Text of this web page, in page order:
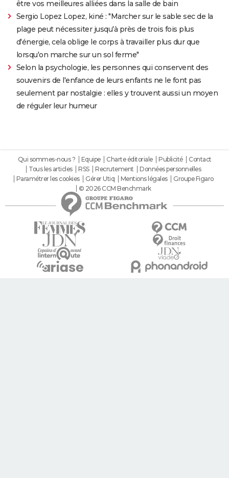
être vos meilleures alliées dans la salle de bain
Sergio Lopez Lopez, kiné : "Marcher sur le sable sec de la
plage peut nécessiter jusqu'à près de trois fois plus
d'énergie, cela oblige le corps à travailler plus dur que
lorsqu'on marche sur un sol ferme"
Selon la psychologie, les personnes qui conservent des
souvenirs de l'enfance de leurs enfants ne le font pas
seulement par nostalgie : elles y trouvent aussi un moyen
de réguler leur humeur
Qui sommes-nous ? Equipe Charte éditoriale Publicité
Contact
Tous les articles
RSS Recrutement
Données personnelles
Paramétrer les cookies
Gérer Utiq Mentions légales
Groupe Figaro
© 2026 CCM Benchmark